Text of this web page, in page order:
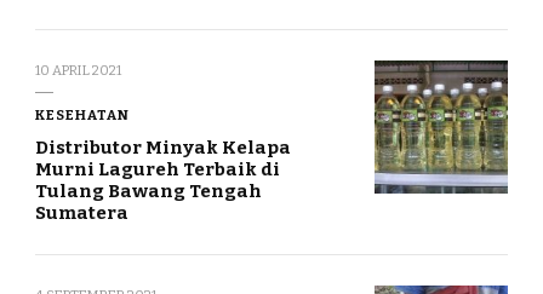
10 APRIL 2021
KESEHATAN
Distributor Minyak Kelapa
Murni Lagureh Terbaik di
Tulang Bawang Tengah
Sumatera